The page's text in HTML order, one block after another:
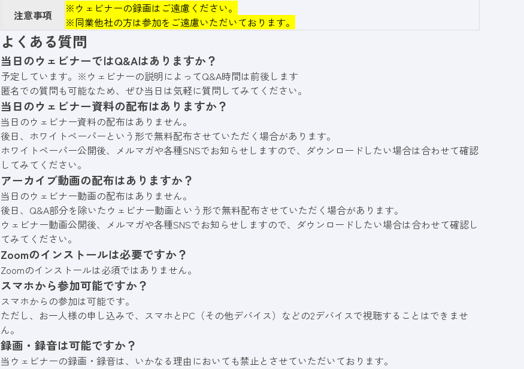
注意事項
※ウェビナーの録画はご遠慮ください。
※同業他社の方は参加をご遠慮いただいております。
よくある質問
当日のウェビナーではQ&Aはありますか？
予定しています。※ウェビナーの説明によってQ&A時間は前後します
匿名での質問も可能なため、ぜひ当日は気軽に質問してみてください。
当日のウェビナー資料の配布はありますか？
当日のウェビナー資料の配布はありません。
後日、ホワイトペーパーという形で無料配布させていただく場合があります。
ホワイトペーパー公開後、メルマガや各種SNSでお知らせしますので、ダウンロードしたい場合は合わせて確認
してみてください。
アーカイブ動画の配布はありますか？
当日のウェビナー動画の配布はありません。
後日、Q&A部分を除いたウェビナー動画という形で無料配布させていただく場合があります。
ウェビナー動画公開後、メルマガや各種SNSでお知らせしますので、ダウンロードしたい場合は合わせて確認し
てみてください。
Zoomのインストールは必要ですか？
Zoomのインストールは必須ではありません。
スマホから参加可能ですか？
スマホからの参加は可能です。
ただし、お一人様の申し込みで、スマホとPC（その他デバイス）などの2デバイスで視聴することはできませ
ん。
録画・録音は可能ですか？
当ウェビナーの録画・録音は、いかなる理由においても禁止とさせていただいております。